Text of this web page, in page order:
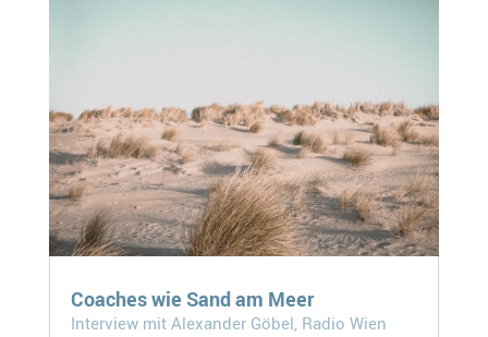
Coaches wie Sand am Meer
Interview mit Alexander Göbel, Radio Wien